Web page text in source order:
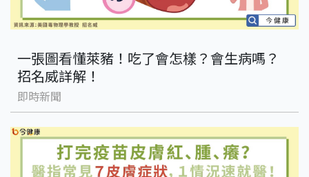
一張圖看懂萊豬！吃了會怎樣？會生病嗎？
招名威詳解！
即時新聞